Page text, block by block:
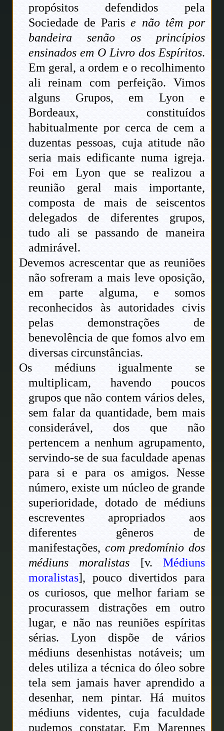
propósitos defendidos pela
Sociedade de Parise não têm por
bandeira senão os princípios
ensinados em O Livro dos Espíritos.
Em geral, a ordem e o recolhimento
ali reinam com perfeição. Vimos
alguns Grupos, em Lyon e
Bordeaux, constituídos
habitualmente por cerca de cem a
duzentas pessoas, cuja atitude não
seria mais edificante numa igreja.
Foi em Lyon que se realizou a
reunião geral mais importante,
composta de mais de seiscentos
delegados de diferentes grupos,
tudo ali se passando de maneira
admirável.
Devemos acrescentar que as reuniões
não sofreram a mais leve oposição,
em parte alguma, e somos
reconhecidos às autoridades civis
pelas demonstrações de
benevolência de que fomos alvo em
diversas circunstâncias.
Os médiuns igualmente se
multiplicam, havendo poucos
grupos que não contem vários deles,
sem falar da quantidade, bem mais
considerável, dos que não
pertencem a nenhum agrupamento,
servindo-se de sua faculdade apenas
para si e para os amigos. Nesse
número, existe um núcleo de grande
superioridade, dotado de médiuns
escreventes apropriados aos
diferentes gêneros de
manifestações, com predomínio dos
médiuns moralistas
[v. Médiuns
moralistas], pouco divertidos para
os curiosos, que melhor fariam se
procurassem distrações em outro
lugar, e não nas reuniões espíritas
sérias. Lyon dispõe de vários
médiuns desenhistas notáveis; um
deles utiliza a técnica do óleo sobre
tela sem jamais haver aprendido a
desenhar, nem pintar. Há muitos
médiuns videntes, cuja faculdade
pudemos constatar. Em Marennes